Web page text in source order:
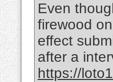
Even
firewood
effect
after a
https://